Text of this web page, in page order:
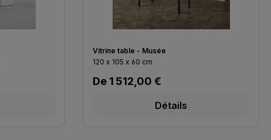
Vitrine table - Musée
120 x 105 x 60 cm
Prix régulier :
De 1 512,00 €
Détails